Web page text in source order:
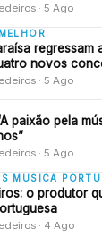
· 5 Ago
regressam
novos
· 5 Ago
paixão pela
· 5 Ago
MUSICA
o produtor
· 4 Ago